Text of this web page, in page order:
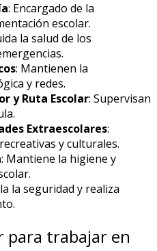
: Encargado de la
escolar.
la salud de los
: Mantienen la
y redes.
y Ruta Escolar: Supervisan
Extraescolares:
y culturales.
: Mantiene la higiene y
la seguridad y realiza
para trabajar en